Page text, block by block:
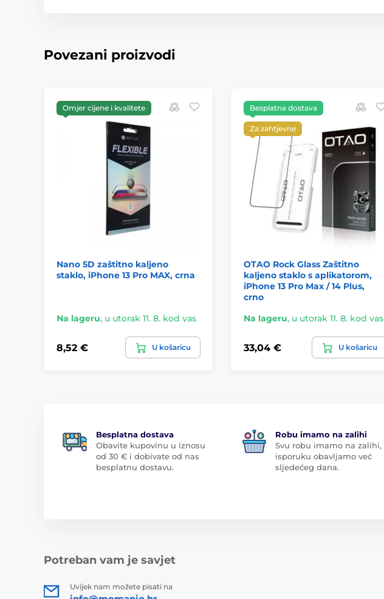
Povezani proizvodi
Omjer cijene i kvalitete
Nano 5D zaštitno kaljeno
staklo, iPhone 13 Pro MAX, crna
Na lageru, u utorak 11. 8. kod vas
8,52 € U košaricu
Besplatna dostava
Za zahtjevne
OTAO Rock Glass Zaštitno
kaljeno staklo s aplikatorom,
iPhone 13 Pro Max / 14 Plus,
crno
Na lageru, u utorak 11. 8. kod vas
33,04 € U košaricu
Besplatna dostava
Obavite kupovinu u iznosu
od 30 € i dobivate od nas
besplatnu dostavu.
Robu imamo na zalihi
Svu robu imamo na zalihi,
isporuku obavljamo već
sljedećeg dana.
Potreban vam je savjet
Uvijek nam možete pisati na